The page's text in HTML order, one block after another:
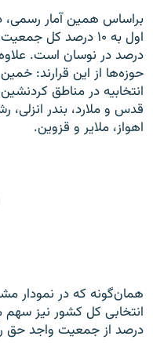
درصد در نوسان است.
حوزه‌ها از این قرارند:
انتخابیه در مناطق
قدس و ملارد، بندر انزلی،
اهواز، ملایر و قزوین.
درصد از جمعیت واجد حق